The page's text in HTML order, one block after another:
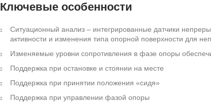
Ключевые особенности
Ситуационный анализ – интегрированные датчики
активности и изменения типа опорной поверхности для
Изменяемые уровни сопротивления в фазе опоры
Поддержка при остановке и стоянии на месте
Поддержка при принятии положения «сидя»
Поддержка при управлении фазой опоры